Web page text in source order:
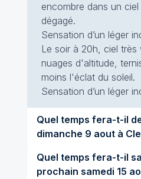
encombre dans un
dégagé.
Sensation d’un léger
Le soir à 20h, ciel très
nuages d'altitude,
moins l'éclat du soleil.
Sensation d’un léger
Quel temps fera-t-il
dimanche 9 aout
Quel temps fera-t-il
prochain samedi 15 aout à Clergoux